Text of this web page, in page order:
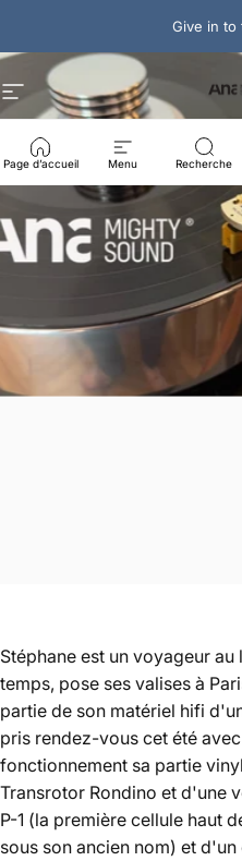
Give in to
Navigation
Page d’accueil Menu Recherche
Stéphane est un voyageur
temps, pose ses valises à
partie de son matériel hifi
pris rendez-vous cet été
fonctionnement sa partie
Transrotor Rondino et d'une
P-1 (la première cellule haut
sous son ancien nom) et